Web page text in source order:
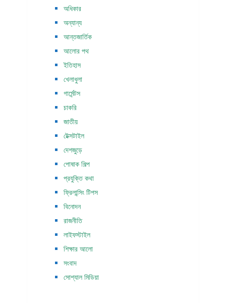
অধিকার
অন্যান্য
আন্তজার্তিক
আলোর পথ
ইতিহাস
খেলাধুলা
গার্মেন্টস
চাকরি
জাতীয়
টেক্সটাইল
দেশজুড়ে
পোষাক শিল্প
প্রযুক্তি কথা
ফ্রিলান্সিং টিপস
বিনোদন
রাজনীতি
লাইফস্টাইল
শিক্ষার আলো
সংবাদ
সোশ্যাল মিডিয়া